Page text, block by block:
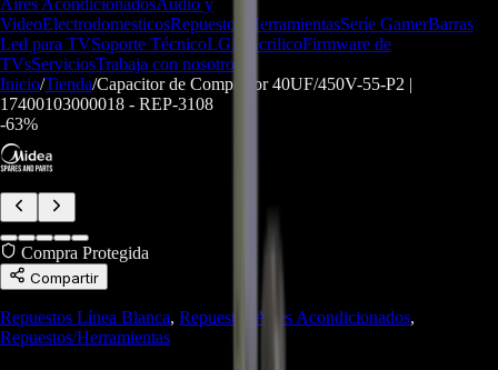
VideoElectrodomesticosRepuestos/HerramientasSeríe GamerBarras
Led para TVSoporte TécnicoLGP/AcrilicoFirmware de
TVsServiciosTrabaja con nosotros
Inicio/Tienda/Capacitor de Compresor 40UF/450V-55-P2 |
17400103000018 - REP-3108
-63%
Compra Protegida
Compartir
Repuestos Línea Blanca, Repuestos Aires Acondicionados,
Repuestos/Herramientas